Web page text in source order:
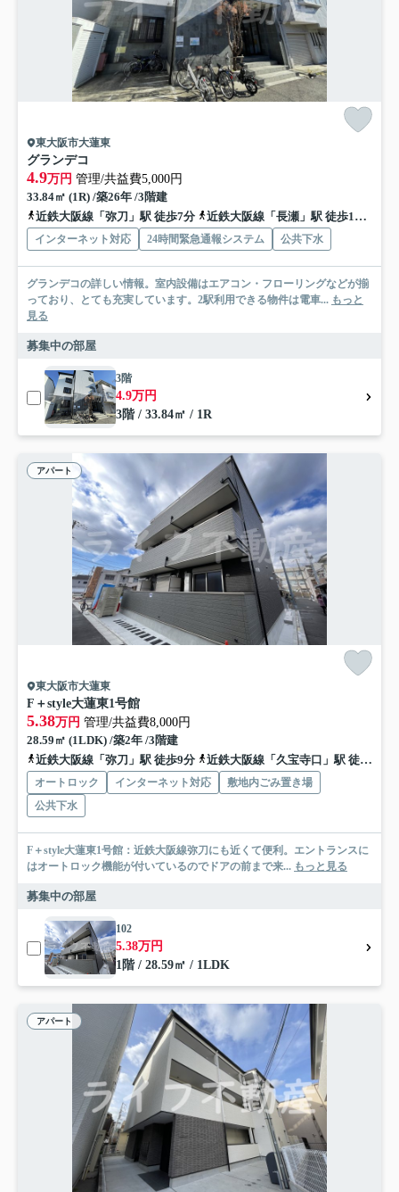
東大阪市大蓮東
グランデコ
4.9万円 管理/共益費5,000円
33.84㎡ (1R) /築26年 /3階建
近鉄大阪線「弥刀」駅 徒歩7分
近鉄大阪線「長瀬」駅 徒歩17分
インターネット対応 24時間緊急通報システム 公共下水
グランデコの詳しい情報。室内設備はエアコン・フローリングなどが揃
っており、とても充実しています。2駅利用できる物件は電車... もっと
見る
募集中の部屋
3階
4.9万円
3階 / 33.84㎡ / 1R
アパート
東大阪市大蓮東
F＋style大蓮東1号館
5.38万円 管理/共益費8,000円
28.59㎡ (1LDK) /築2年 /3階建
近鉄大阪線「弥刀」駅 徒歩9分
近鉄大阪線「久宝寺口」駅 徒歩11分
オートロック インターネット対応
敷地内ごみ置き場
公共下水
F＋style大蓮東1号館：近鉄大阪線弥刀にも近くて便利。エントランスに
はオートロック機能が付いているのでドアの前まで来... もっと見る
募集中の部屋
102
5.38万円
1階 / 28.59㎡ / 1LDK
アパート